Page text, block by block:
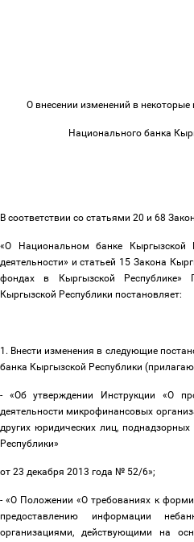
О внесении изменений в
Национального банка
В соответствии со статьями 20 и 68
«О Национальном банке Кыргызской
деятельности» и статьей 15 Закона
фондах в Кыргызской Республике»
Кыргызской Республики постановляет:
1. Внести изменения в следующие
банка Кыргызской Республики
- «Об утверждении Инструкции «О
деятельности микрофинансовых
других юридических лиц,
Республики»
от 23 декабря 2013 года № 52/6»;
- «О Положении «О требованиях к
предоставлению информации
организациями, действующими на